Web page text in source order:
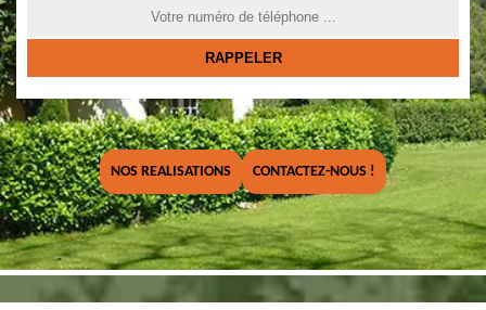
NOS REALISATIONS CONTACTEZ-NOUS !